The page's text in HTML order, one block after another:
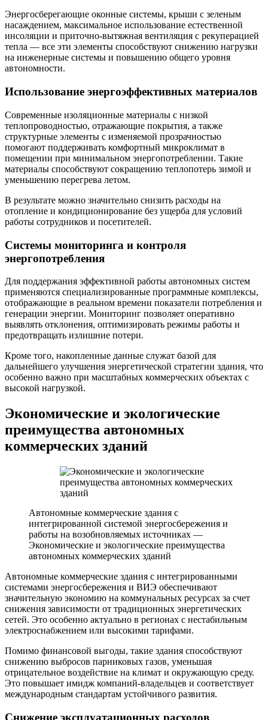
Энергосберегающие оконные системы, крыши с зеленым
насаждением, максимальное использование естественной
инсоляции и приточно-вытяжная вентиляция с рекуперацией
тепла — все эти элементы способствуют снижению нагрузки
на инженерные системы и повышению общего уровня
автономности.
Использование энергоэффективных материалов
Современные изоляционные материалы с низкой
теплопроводностью, отражающие покрытия, а также
структурные элементы с изменяемой прозрачностью
помогают поддерживать комфортный микроклимат в
помещении при минимальном энергопотреблении. Такие
материалы способствуют сокращению теплопотерь зимой и
уменьшению перегрева летом.
В результате можно значительно снизить расходы на
отопление и кондиционирование без ущерба для условий
работы сотрудников и посетителей.
Системы мониторинга и контроля
энергопотребления
Для поддержания эффективной работы автономных систем
применяются специализированные программные комплексы,
отображающие в реальном времени показатели потребления и
генерации энергии. Мониторинг позволяет оперативно
выявлять отклонения, оптимизировать режимы работы и
предотвращать излишние потери.
Кроме того, накопленные данные служат базой для
дальнейшего улучшения энергетической стратегии здания, что
особенно важно при масштабных коммерческих объектах с
высокой нагрузкой.
Экономические и экологические
преимущества автономных
коммерческих зданий
Автономные коммерческие здания с
интегрированной системой энергосбережения и
работы на возобновляемых источниках —
Экономические и экологические преимущества
автономных коммерческих зданий
Автономные коммерческие здания с интегрированными
системами энергосбережения и ВИЭ обеспечивают
значительную экономию на коммунальных ресурсах за счет
снижения зависимости от традиционных энергетических
сетей. Это особенно актуально в регионах с нестабильным
электроснабжением или высокими тарифами.
Помимо финансовой выгоды, такие здания способствуют
снижению выбросов парниковых газов, уменьшая
отрицательное воздействие на климат и окружающую среду.
Это повышает имидж компаний-владельцев и соответствует
международным стандартам устойчивого развития.
Снижение эксплуатационных расходов